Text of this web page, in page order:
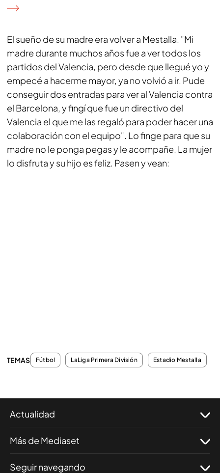
El sueño de su madre era volver a Mestalla. "Mi
madre durante muchos años fue a ver todos los
partidos del Valencia, pero desde que llegué yo y
empecé a hacerme mayor, ya no volvió a ir. Pude
conseguir dos entradas para ver al Valencia contra
el Barcelona, y fingí que fue un directivo del
Valencia el que me las regaló para poder hacer una
colaboración con el equipo". Lo finge para que su
madre no le ponga pegas y le acompañe. La mujer
lo disfruta y su hijo es feliz. Pasen y vean:
TEMAS Fútbol LaLiga Primera División Estadio Mestalla
Actualidad
Más de Mediaset
Seguir navegando